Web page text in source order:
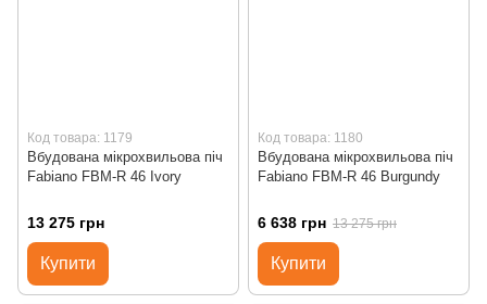
Код товара: 1179
Вбудована мікрохвильова піч
Fabiano FBM-R 46 Ivory
13 275 грн
Купити
Код товара: 1180
Вбудована мікрохвильова піч
Fabiano FBM-R 46 Burgundy
6 638 грн 13 275 грн
Купити